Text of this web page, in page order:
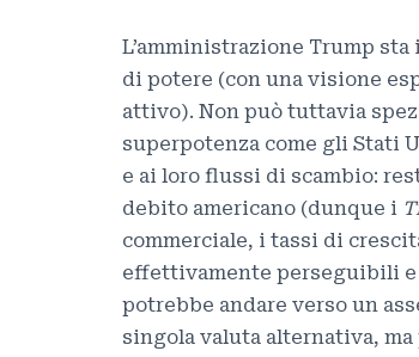
L’amministrazione Trump
di potere (con una visione
attivo). Non può tuttavia
superpotenza come gli Stati
e ai loro flussi di scambio:
debito americano (dunque i
commerciale, i tassi di
effettivamente perseguibili
potrebbe andare verso un
singola valuta alternativa,